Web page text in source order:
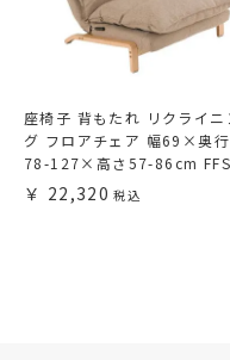
座椅子 背もたれ リクライニ
グ フロアチェア 幅69×奥行
78-127×高さ57-86cm FFS
22,320